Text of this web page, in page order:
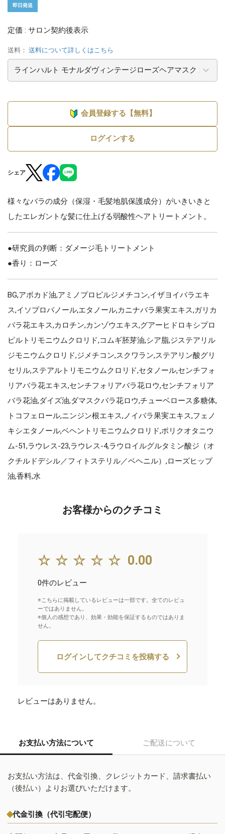
即日発送
定価 : サロン契約後表示
送料： 送料について詳しくはこちら
会員登録する【無料】
ログインする
シェア
様々なバラの成分（保湿・毛髪地肌保護成分）がいきいきと
したエレガントな髪に仕上げる弱酸性ヘアトリートメント。
●研究員の判断：ダメージ毛トリートメント
●香り：ローズ
BG,アボカド油,アミノプロピルジメチコン,イザヨイバラエキ
ス,イソプロパノール,エタノール,カニナバラ果実エキス,ガリカ
バラ花エキス,カロチン,カンゾウエキス,グアーヒドロキシプロ
ピルトリモニウムクロリド,コムギ胚芽油,シア脂,ジステアリル
ジモニウムクロリド,ジメチコン,スクワラン,ステアリン酸グリ
セリル,ステアルトリモニウムクロリド,セタノール,センチフォ
リアバラ花エキス,センチフォリアバラ花ロウ,センチフォリア
バラ花油,ダイズ油,ダマスクバラ花ロウ,チューベロース多糖体,
トコフェロール,ニンジン根エキス,ノイバラ果実エキス,フェノ
キシエタノール,ベヘントリモニウムクロリド,ポリクオタニウ
ム-51,ラウレス-23,ラウレス-4,ラウロイルグルタミン酸ジ（オ
クチルドデシル／フィトステリル／ベヘニル）,ローズヒップ
油,香料,水
お客様からのクチコミ
☆☆☆☆☆ 0.00
0件のレビュー
※こちらに掲載しているレビューは一部です。全てのレビュ
ーではありません。
※個人の感想であり、効果・効能を保証するものではありま
せん。
ログインしてクチコミを投稿する
レビューはありません。
お支払い方法について ご配送について
お支払い方法は、代金引換、クレジットカード、請求書払い
（後払い）よりお選びいただけます。
代金引換（代引宅配便）